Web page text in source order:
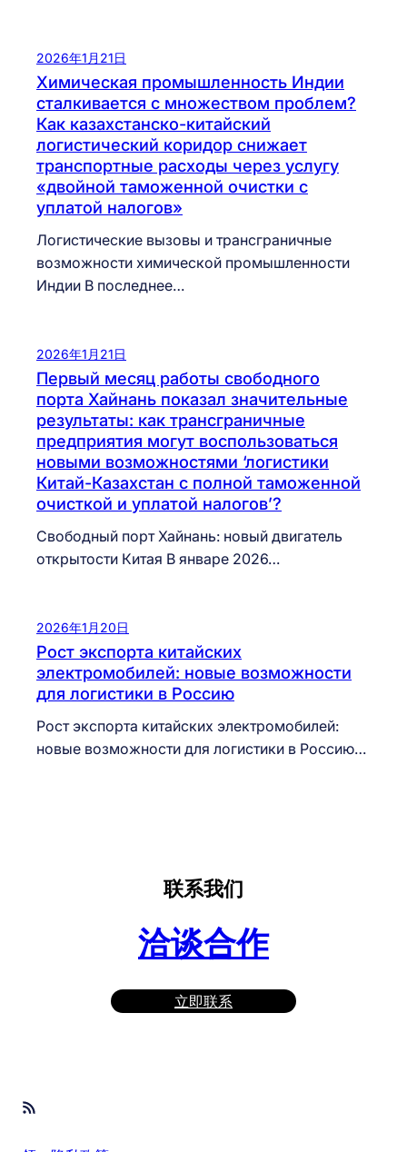
2026年1月21日
Химическая промышленность Индии
сталкивается с множеством проблем?
Как казахстанско-китайский
логистический коридор снижает
транспортные расходы через услугу
«двойной таможенной очистки с
уплатой налогов»
Логистические вызовы и трансграничные
возможности химической промышленности
Индии В последнее…
2026年1月21日
Первый месяц работы свободного
порта Хайнань показал значительные
результаты: как трансграничные
предприятия могут воспользоваться
новыми возможностями ‘логистики
Китай-Казахстан с полной таможенной
очисткой и уплатой налогов’?
Свободный порт Хайнань: новый двигатель
открытости Китая В январе 2026…
2026年1月20日
Рост экспорта китайских
электромобилей: новые возможности
для логистики в Россию
Рост экспорта китайских электромобилей:
новые возможности для логистики в Россию…
联系我们
洽谈合作
立即联系
RSS Feed